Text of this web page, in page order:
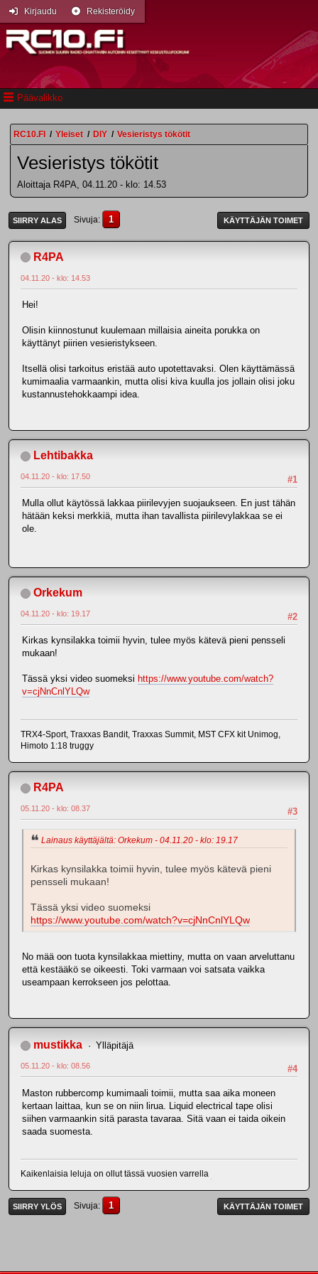
Päävalikko
Kirjaudu Rekisteröidy
RC10.FI / Yleiset / DIY / Vesieristys tökötit
Vesieristys tökötit
Aloittaja R4PA, 04.11.20 - klo: 14.53
SIIRRY ALAS Sivuja 1 KÄYTTÄJÄN TOIMET
R4PA
04.11.20 - klo: 14.53
Hei!
Olisin kiinnostunut kuulemaan millaisia aineita porukka on
käyttänyt piirien vesieristykseen.
Itsellä olisi tarkoitus eristää auto upotettavaksi. Olen käyttämässä
kumimaalia varmaankin, mutta olisi kiva kuulla jos jollain olisi joku
kustannustehokkaampi idea.
Lehtibakka
#1
04.11.20 - klo: 17.50
Mulla ollut käytössä lakkaa piirilevyjen suojaukseen. En just tähän
hätään keksi merkkiä, mutta ihan tavallista piirilevylakkaa se ei
ole.
Orkekum
#2
04.11.20 - klo: 19.17
Kirkas kynsilakka toimii hyvin, tulee myös kätevä pieni pensseli
mukaan!
Tässä yksi video suomeksi https://www.youtube.com/watch?
v=cjNnCnlYLQw
TRX4-Sport, Traxxas Bandit, Traxxas Summit, MST CFX kit Unimog,
Himoto 1:18 truggy
R4PA
#3
05.11.20 - klo: 08.37
Lainaus käyttäjältä: Orkekum - 04.11.20 - klo: 19.17
Kirkas kynsilakka toimii hyvin, tulee myös kätevä pieni
pensseli mukaan!
Tässä yksi video suomeksi
https://www.youtube.com/watch?v=cjNnCnlYLQw
No mää oon tuota kynsilakkaa miettiny, mutta on vaan arveluttanu
että kestääkö se oikeesti. Toki varmaan voi satsata vaikka
useampaan kerrokseen jos pelottaa.
mustikka Ylläpitäjä
#4
05.11.20 - klo: 08.56
Maston rubbercomp kumimaali toimii, mutta saa aika moneen
kertaan laittaa, kun se on niin lirua. Liquid electrical tape olisi
siihen varmaankin sitä parasta tavaraa. Sitä vaan ei taida oikein
saada suomesta.
Kaikenlaisia leluja on ollut tässä vuosien varrella
SIIRRY YLÖS Sivuja 1 KÄYTTÄJÄN TOIMET